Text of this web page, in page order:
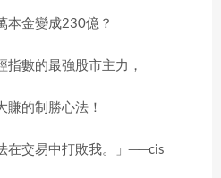
本金變成230億？
指數的最強股市主力，
賺的制勝心法！
在交易中打敗我。」──cis